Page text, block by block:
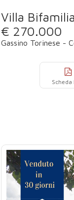
Villa
€ 270.000
Gassino Torinese -
Scheda